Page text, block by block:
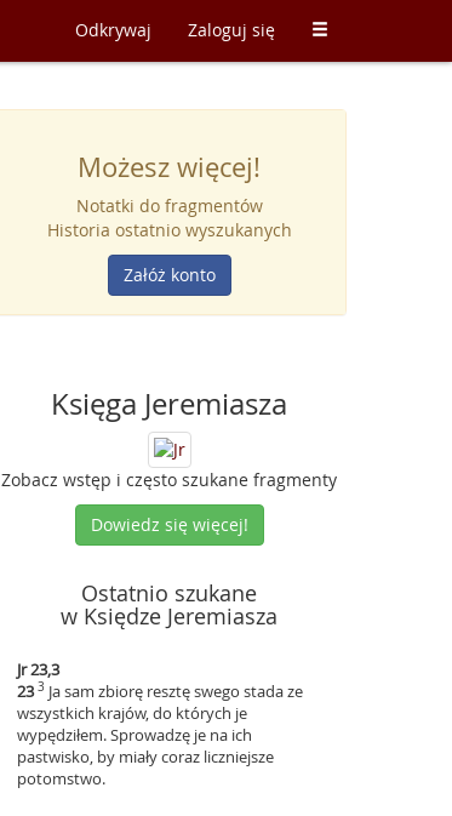
Odkrywaj Zaloguj się
Możesz więcej!
Notatki do fragmentów
Historia ostatnio wyszukanych
Załóż konto
Księga Jeremiasza
Zobacz wstęp i często szukane fragmenty
Dowiedz się więcej!
Ostatnio szukane
w Księdze Jeremiasza
Jr 23,3
233 Ja sam zbiorę resztę swego stada ze
wszystkich krajów, do których je
wypędziłem. Sprowadzę je na ich
pastwisko, by miały coraz liczniejsze
potomstwo.